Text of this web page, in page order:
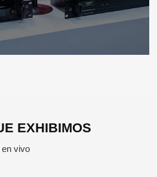
EXHIBIMOS
en vivo